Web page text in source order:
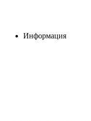
Информация